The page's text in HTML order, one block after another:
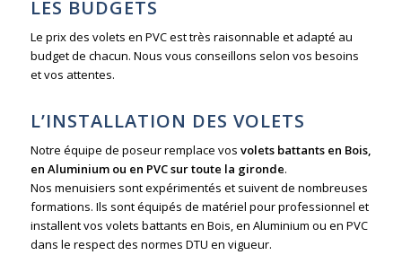
LES BUDGETS
Le prix des volets en PVC est très raisonnable et adapté au
budget de chacun. Nous vous conseillons selon vos besoins
et vos attentes.
L’INSTALLATION DES VOLETS
Notre équipe de poseur remplace vos volets battants en Bois,
en Aluminium ou en PVC sur toute la gironde.
Nos menuisiers sont expérimentés et suivent de nombreuses
formations. Ils sont équipés de matériel pour professionnel et
installent vos volets battants en Bois, en Aluminium ou en PVC
dans le respect des normes DTU en vigueur.